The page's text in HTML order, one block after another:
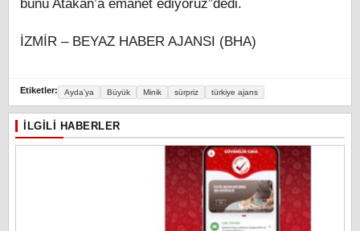
bunu Atakan’a emanet ediyoruz”dedi.
İZMİR – BEYAZ HABER AJANSI (BHA)
Etiketler: Ayda’ya Büyük Minik sürpriz türkiye ajans
İLGILI HABERLER